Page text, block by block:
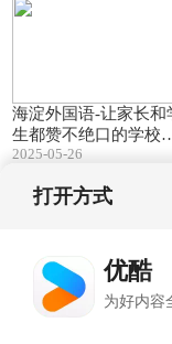
海淀外国语-让家长和
生都赞不绝口的学校
究竟有什么魅力？
2025-05-26
打开方式
优酷
为好内容